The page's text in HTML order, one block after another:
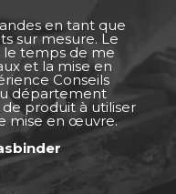
en tant que
sur mesure. Le
le temps de me
et la mise en
Conseils
département
produit à utiliser
mise en œuvre.